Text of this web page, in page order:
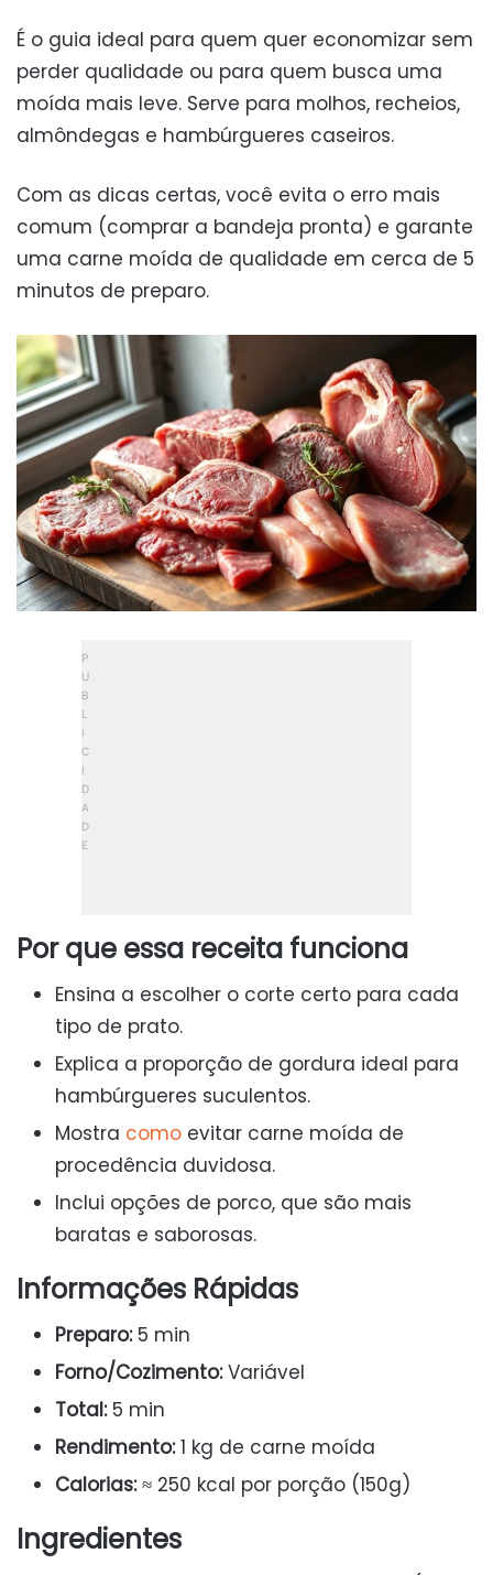
É o guia ideal para quem quer economizar sem
perder qualidade ou para quem busca uma
moída mais leve. Serve para molhos, recheios,
almôndegas e hambúrgueres caseiros.
Com as dicas certas, você evita o erro mais
comum (comprar a bandeja pronta) e garante
uma carne moída de qualidade em cerca de 5
minutos de preparo.
Por que essa receita funciona
Ensina a escolher o corte certo para cada
tipo de prato.
Explica a proporção de gordura ideal para
hambúrgueres suculentos.
Mostra como evitar carne moída de
procedência duvidosa.
Inclui opções de porco, que são mais
baratas e saborosas.
Informações Rápidas
Preparo:5 min
Forno/Cozimento:Variável
Total:5 min
Rendimento:1 kg de carne moída
Calorias:≈ 250 kcal por porção (150g)
Ingredientes